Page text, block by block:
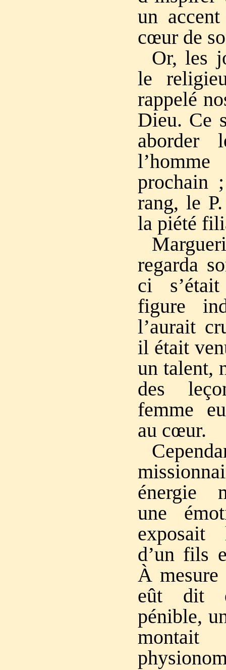
un
cœur de
Or, les
le
rappelé
Dieu. Ce
aborder
prochain
rang, le
la piété
regarda
ci
figure
l’aurait
il était
un talent,
des
femme
au cœur.
énergie
une
exposait
d’un fils
À
eût dit
pénible,